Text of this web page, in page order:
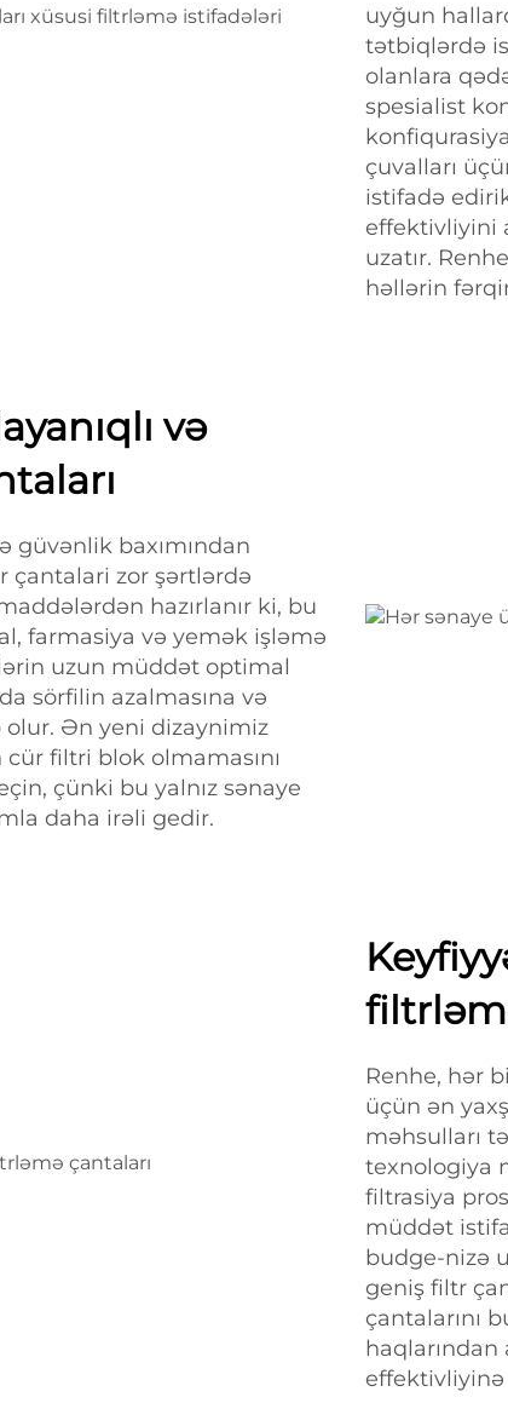
uyğun
tətbiqlərdə
olanlara
spesialist
çuvalları
istifadə
effektivliyini
uzatır.
həllərin
və
güvənlik baxımından
çantalari zor şərtlərdə
hazırlanır ki, bu
farmasiya və yemək işləmə
uzun müddət optimal
sörfilin azalmasına və
olur. Ən yeni dizaynimiz
filtri blok olmamasını
çünki bu yalnız sənaye
daha irəli gedir.
Renhe, hər
üçün ən
məhsulları
texnologiya
filtrasiya
müddət
budge-nizə
geniş filtr
çantalarını
haqlarından